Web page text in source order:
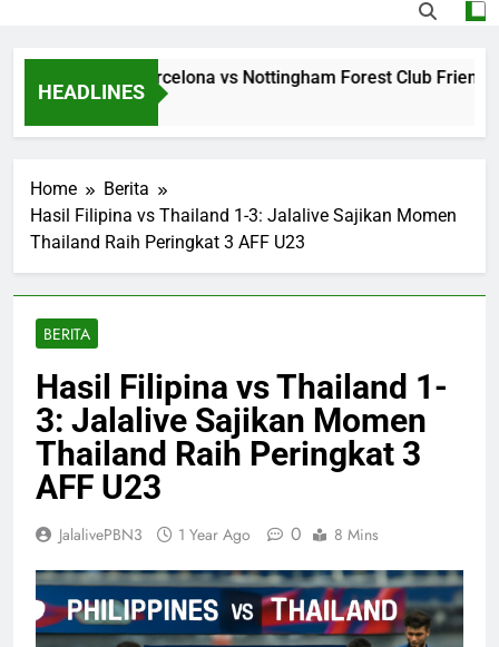
HEADLINES
Jalalive Barcelona vs Nottingham Forest Club Friendly
Home
Berita
Hasil Filipina vs Thailand 1-3: Jalalive Sajikan Momen
Thailand Raih Peringkat 3 AFF U23
BERITA
Hasil Filipina vs Thailand 1-
3: Jalalive Sajikan Momen
Thailand Raih Peringkat 3
AFF U23
JalalivePBN3 1 Year Ago 0 8 Mins